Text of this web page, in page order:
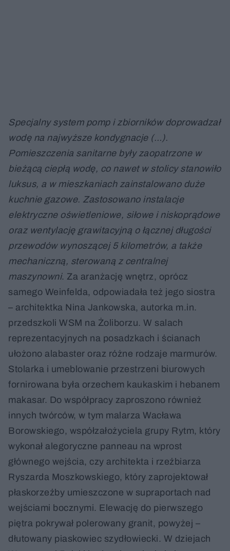
Specjalny system pomp i zbiorników doprowadzał
wodę na najwyższe kondygnacje (…).
Pomieszczenia sanitarne były zaopatrzone w
bieżącą ciepłą wodę, co nawet w stolicy stanowiło
luksus, a w mieszkaniach zainstalowano duże
kuchnie gazowe. Zastosowano instalacje
elektryczne oświetleniowe, siłowe i niskoprądowe
oraz wentylację grawitacyjną o łącznej długości
przewodów wynoszącej 5 kilometrów, a także
mechaniczną, sterowaną z centralnej
maszynowni. Za aranżację wnętrz, oprócz
samego Weinfelda, odpowiadała też jego siostra
– architektka Nina Jankowska, autorka m.in.
przedszkoli WSM na Żoliborzu. W salach
reprezentacyjnych na posadzkach i ścianach
ułożono alabaster oraz różne rodzaje marmurów.
Stolarka i umeblowanie przestrzeni biurowych
fornirowana była orzechem kaukaskim i hebanem
makasar. Do współpracy zaproszono również
innych twórców, w tym malarza Wacława
Borowskiego, współzałożyciela grupy Rytm, który
wykonał alegoryczne panneau na wprost
głównego wejścia, czy architekta i rzeźbiarza
Ryszarda Moszkowskiego, który zaprojektował
płaskorzeźby umieszczone w supraportach nad
wejściami bocznymi. Elewację do pierwszego
piętra pokrywał polerowany granit, powyżej –
dłutowany piaskowiec szydłowiecki. W dziejach